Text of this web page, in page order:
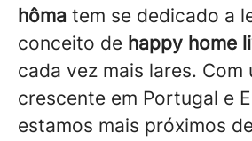
hôma tem se dedicado a
conceito de happy home
cada vez mais lares. Com
crescente em Portugal e
estamos mais próximos